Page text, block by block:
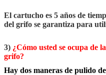
El cartucho es 5 años de
del grifo se garantiza para
3) ¿Cómo usted se ocupa de
grifo?
Hay dos maneras de pulido